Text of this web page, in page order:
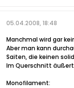
05.04.2008, 18:48
Manchmal wird gar
Aber man kann
Saiten, die keinen
Im Querschnitt
Monofilament: